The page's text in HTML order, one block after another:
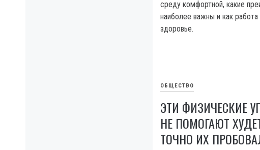
среду комфортной, какие
наиболее важны и как работа
здоровье.
ОБЩЕСТВО
ЭТИ ФИЗИЧЕСКИЕ
НЕ ПОМОГАЮТ
ТОЧНО ИХ